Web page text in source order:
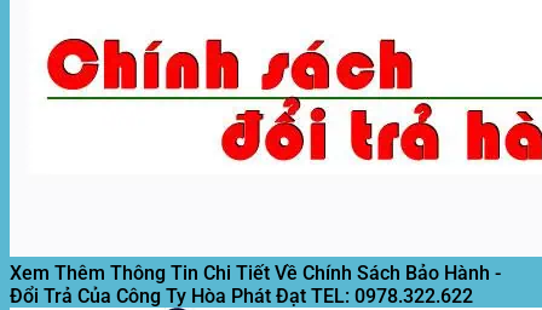
Xem Thêm Thông Tin Chi Tiết Về Chính Sách Bảo Hành -
Đổi Trả Của Công Ty Hòa Phát Đạt TEL: 0978.322.622